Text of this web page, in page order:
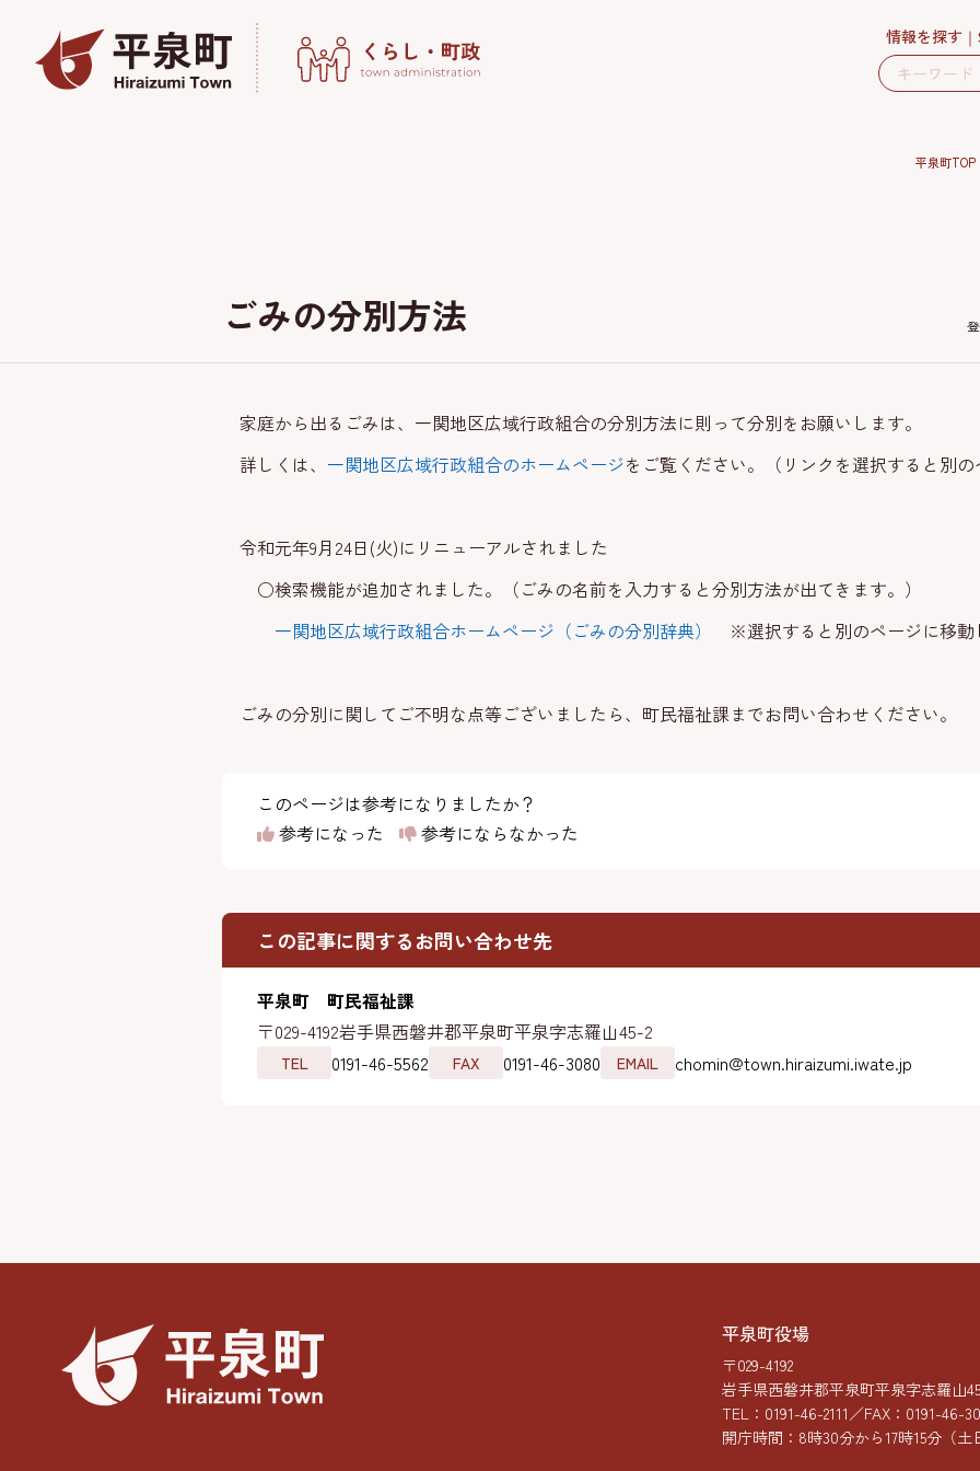
情報を探す
平泉町TOP
ごみの分別方法
家庭から出るごみは、一関地区広域行政組合の分別方法に則って分別をお願いします。
詳しくは、 一関地区広域行政組合のホームページをご覧ください。（リンクを選択すると別
令和元年9月24日(火)にリニューアルされました
○検索機能が追加されました。（ごみの名前を入力すると分別方法が出てきます。）
一関地区広域行政組合ホームページ（ごみの分別辞典）
※選択すると別のページに移動
ごみの分別に関してご不明な点等ございましたら、町民福祉課までお問い合わせください。
このページは参考になりましたか？
参考になった
参考にならなかった
この記事に関するお問い合わせ先
平泉町 町民福祉課
〒029-4192岩手県西磐井郡平泉町平泉字志羅山45-2
TEL 0191-46-5562 FAX 0191-46-3080 EMAIL chomin@town.hiraizumi.iwate.jp
平泉町役場
〒029-4192
岩手県西磐井郡平泉町平泉字志羅山
TEL： 0191-46-2111／FAX：0191-46-
開庁時間：8時30分から17時15分 （